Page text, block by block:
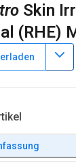
Skin
(RHE)
1366 13.
1,Patrick